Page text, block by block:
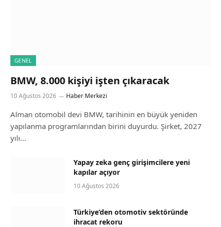
GENEL
BMW, 8.000 kişiyi işten çıkaracak
10 Ağustos 2026 Haber Merkezi
Alman otomobil devi BMW, tarihinin en büyük yeniden
yapılanma programlarından birini duyurdu. Şirket, 2027
yılı…
Yapay zeka genç girişimcilere yeni
kapılar açıyor
10 Ağustos 2026
Türkiye’den otomotiv sektöründe
ihracat rekoru